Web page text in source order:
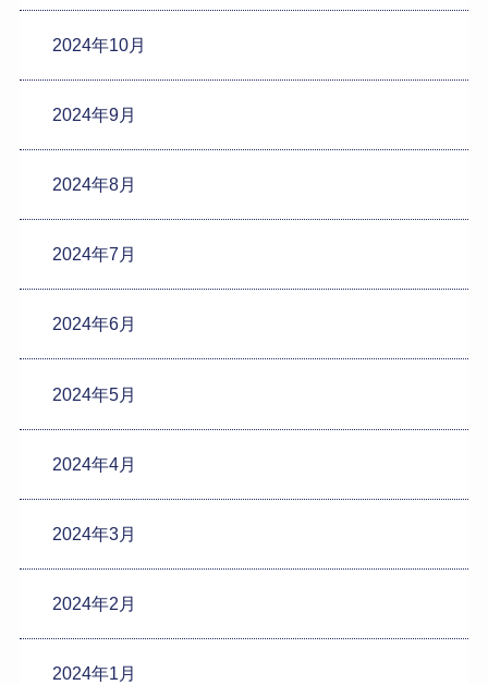
2024年10月
2024年9月
2024年8月
2024年7月
2024年6月
2024年5月
2024年4月
2024年3月
2024年2月
2024年1月